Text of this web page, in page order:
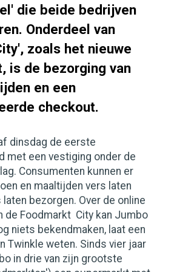
die beide bedrijven
Onderdeel van
zoals het nieuwe
is de bezorging van
en een
checkout.
dinsdag de eerste
met een vestiging onder de
Consumenten kunnen er
en maaltijden vers laten
bezorgen. Over de online
de Foodmarkt City kan Jumbo
niets bekendmaken, laat een
Twinkle weten. Sinds vier jaar
in drie van zijn grootste